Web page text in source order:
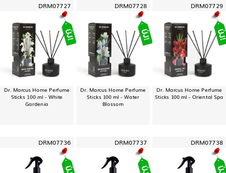
DRM07727
Dr. Marcus Home Perfume
Sticks 100 ml - White
Gardenia
DRM07728
Dr. Marcus Home Perfume
Sticks 100 ml - Water
Blossom
DRM07729
Dr. Marcus Home Perfume
Sticks 100 ml - Oriental Spa
DRM07736 DRM07737 DRM07738